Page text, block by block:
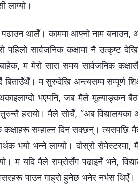
लाग्यो।
थालेँ। काममा आफ्नो नाम बनाउन,
सार्वजनिक कक्षामा नै उत्कृष्ट
म मेरो सारा समय सार्वजनिक
बिताउँथेँ। म सुरुदेखि अन्त्यसम्म सम्पूर्ण
भएपनि, जब मैले मूल्याङ्कन
हरायो। मैले सोचेँ, “अब
कक्षाहरू सम्हाल्न दिन सक्छन्।
भयो भन्ने लाग्यो। दोस्रो सेमेस्टरमा,
म यदि मैले राम्रोसँग पढाइनँ भने,
पाउन गाह्रो हुनेछ भनेर नर्भस थिएँ।